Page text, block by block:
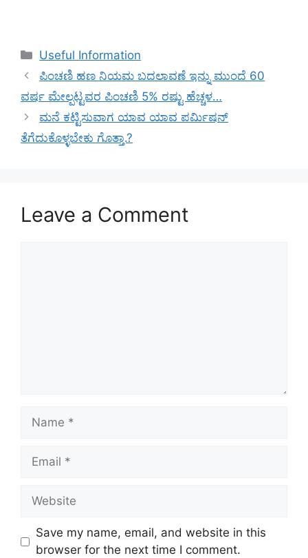
Categories
Useful Information
ಪಿಂಚಣಿ ಹಣ ನಿಯಮ ಬದಲಾವಣೆ ಇನ್ನು ಮುಂದೆ 60
ವರ್ಷ ಮೇಲ್ಪಟ್ಟವರ ಪಿಂಚಣಿ 5% ರಷ್ಟು ಹೆಚ್ಚಳ…
ಮನೆ ಕಟ್ಟಿಸುವಾಗ ಯಾವ ಯಾವ ಪರ್ಮಿಷನ್
ತೆಗೆದುಕೊಳ್ಳಬೇಕು ಗೊತ್ತಾ.?
Leave a Comment
Name
Email
Website
Save my name, email, and website in this
browser for the next time I comment.